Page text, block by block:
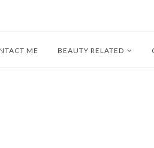
ME BEAUTY RELATED